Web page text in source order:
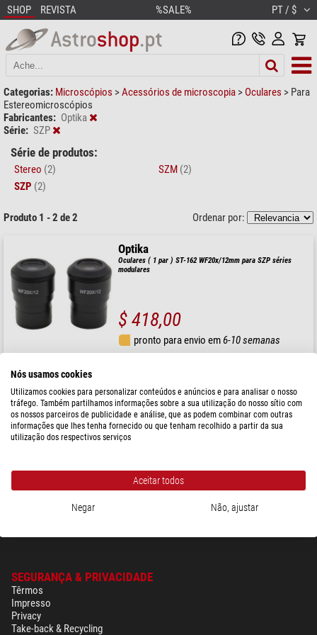
SHOP REVISTA %SALE% PT / $
Categorias: Microscópios >Acessórios de microscopia > Oculares > Para
Estereomicroscópios
Fabricantes: Optika
Série: SZP
Série de produtos:
Stereo (2) SZM (2)
SZP (2)
Produto 1 - 2 de 2 Ordenar por:
Optika
Oculares ( 1 par ) ST-162 WF20x/12mm para SZP séries
modulares
$ 418,00
pronto para envio em6-10 semanas
Par de oculares ST-161 WF15x/15mm para SZP, B-380, B-
290
pronto para envio em
SEGURANÇA & PRIVACIDADE
Têrmos
Impresso
Privacy
Take-back & Recycling
Nós usamos cookies
Utilizamos cookies para personalizar conteúdos e anúncios e para analisar o nosso
tráfego. Também partilhamos informações sobre a sua utilização do nosso sítio com
os nossos parceiros de publicidade e análise, que as podem combinar com outras
informações que lhes tenha fornecido ou que tenham recolhido a partir da sua
utilização dos respectivos serviços
Aceitar todos
Negar Não, ajustar